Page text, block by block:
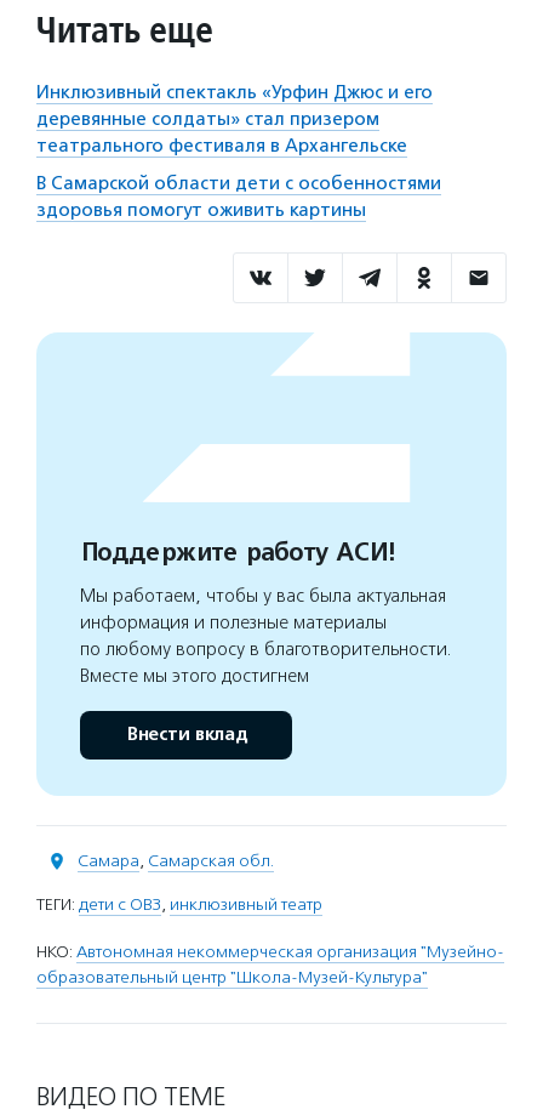
Читать еще
Инклюзивный спектакль «Урфин Джюс и его
деревянные солдаты» стал призером
театрального фестиваля в Архангельске
В Самарской области дети с особенностями
здоровья помогут оживить картины
Поддержите работу АСИ!
Мы работаем, чтобы у вас была актуальная
информация и полезные материалы
по любому вопросу в благотворительности.
Вместе мы этого достигнем
Внести вклад
Самара, Самарская обл.
ТЕГИ: дети с ОВЗ, инклюзивный театр
НКО: Автономная некоммерческая организация "Музейно-
образовательный центр "Школа-Музей-Культура"
ВИДЕО ПО ТЕМЕ